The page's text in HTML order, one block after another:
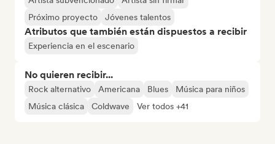
Próximo proyecto
Jóvenes talentos
Atributos que también están dispuestos a recibir
Experiencia en el escenario
No quieren recibir...
Rock alternativo Americana Blues
Música para niños
Música clásica
Coldwave Ver todos +41